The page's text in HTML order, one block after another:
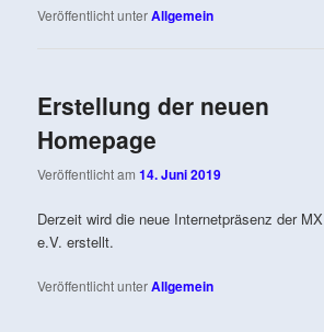
Veröffentlicht unterAllgemein
Erstellung der neuen
Homepage
Veröffentlicht am14. Juni 2019
Derzeit wird die neue Internetpräsenz der
e.V. erstellt.
Veröffentlicht unterAllgemein